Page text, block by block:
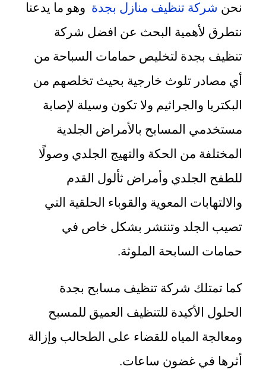
نحن شركة تنظيف منازل بجدة وهو ما يدعنا
نتطرق لأهمية البحث عن افضل شركة
تنظيف بجدة لتخليص حمامات السباحة من
أي مصادر تلوث خارجية بحيث تخلصهم من
البكتريا والجراثيم ولا تكون وسيلة لإصابة
مستخدمي المسابح بالأمراض الجلدية
المختلفة من الحكة والتهيج الجلدي وصولًا
للطفح الجلدي وأمراض ثألول القدم
والالتهابات المعوية والقوباء الحلقية التي
تصيب الجلد وتنتشر بشكل خاص في
حمامات السابحة الملوثة.
كما تمتلك شركة تنظيف مسابح بجدة
الحلول الأكيدة للتنظيف العميق للمسبح
ومعالجة المياه للقضاء على الطحالب وإزالة
أثرها في غضون ساعات.